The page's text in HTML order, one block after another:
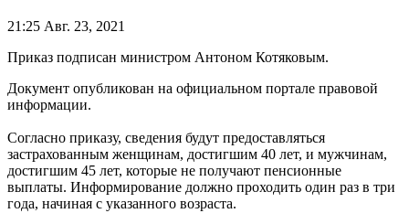
21:25 Авг. 23, 2021
Приказ подписан министром Антоном Котяковым.
Документ опубликован на официальном портале правовой
информации.
Согласно приказу, сведения будут предоставляться
застрахованным женщинам, достигшим 40 лет, и мужчинам,
достигшим 45 лет, которые не получают пенсионные
выплаты. Информирование должно проходить один раз в три
года, начиная с указанного возраста.